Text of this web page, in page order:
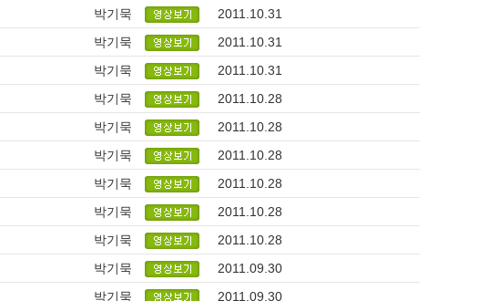
박기묵
2011.10.31
박기묵
2011.10.31
박기묵
2011.10.31
박기묵
2011.10.28
박기묵
2011.10.28
박기묵
2011.10.28
박기묵
2011.10.28
박기묵
2011.10.28
박기묵
2011.10.28
박기묵
2011.09.30
박기묵 2011.09.30